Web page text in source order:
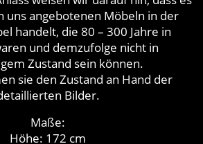
uns angebotenen Möbeln in der
handelt, die 80 – 300 Jahre in
und demzufolge nicht in
Zustand sein können.
sie den Zustand an Hand der
Bilder.
Maße:
Höhe: 172 cm